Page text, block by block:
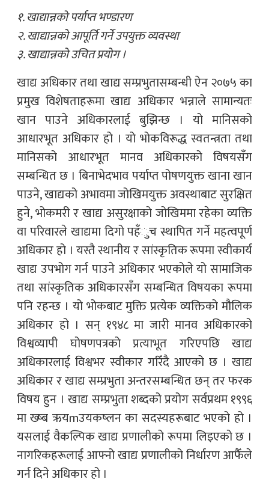
१. खाद्यान्नको पर्याप्त भण्डारण
२. खाद्यान्नको आपूर्ति गर्ने उपयुक्त व्यवस्था
३. खाद्यान्नको उचित प्रयोग ।
खाद्य अधिकार तथा खाद्य सम्प्रभुतासम्बन्धी ऐन २०७५ का
प्रमुख विशेषताहरूमा खाद्य अधिकार भन्नाले सामान्यतः
खान पाउने अधिकारलाई बुझिन्छ । यो मानिसको
आधारभूत अधिकार हो । यो भोकविरूद्ध स्वतन्त्रता तथा
मानिसको आधारभूत मानव अधिकारको विषयसँग
सम्बन्धित छ । बिनाभेदभाव पर्याप्त पोषणयुक्त खाना खान
पाउने, खाद्यको अभावमा जोखिमयुक्त अवस्थाबाट सुरक्षित
हुने, भोकमरी र खाद्य असुरक्षाको जोखिममा रहेका व्यक्ति
वा परिवारले खाद्यमा दिगो पहँुच स्थापित गर्ने महत्वपूर्ण
अधिकार हो । यस्तै स्थानीय र सांस्कृतिक रूपमा स्वीकार्य
खाद्य उपभोग गर्न पाउने अधिकार भएकोले यो सामाजिक
तथा सांस्कृतिक अधिकारसँग सम्बन्धित विषयका रूपमा
पनि रहन्छ । यो भोकबाट मुक्ति प्रत्येक व्यक्तिको मौलिक
अधिकार हो । सन् १९४८ मा जारी मानव अधिकारको
विश्वव्यापी घोषणपत्रको प्रत्याभूत गरिएपछि खाद्य
अधिकारलाई विश्वभर स्वीकार गरिँदै आएको छ । खाद्य
अधिकार र खाद्य सम्प्रभुता अन्तरसम्बन्धित छन् तर फरक
विषय हुन । खाद्य सम्प्रभुता शब्दको प्रयोग सर्वप्रथम १९९६
मा ख्ष्ब ऋयmउयकष्लन का सदस्यहरूबाट भएको हो ।
यसलाई वैकल्पिक खाद्य प्रणालीको रूपमा लिइएको छ ।
नागरिकहरूलाई आफ्नो खाद्य प्रणालीको निर्धारण आफैँले
गर्न दिने अधिकार हो ।